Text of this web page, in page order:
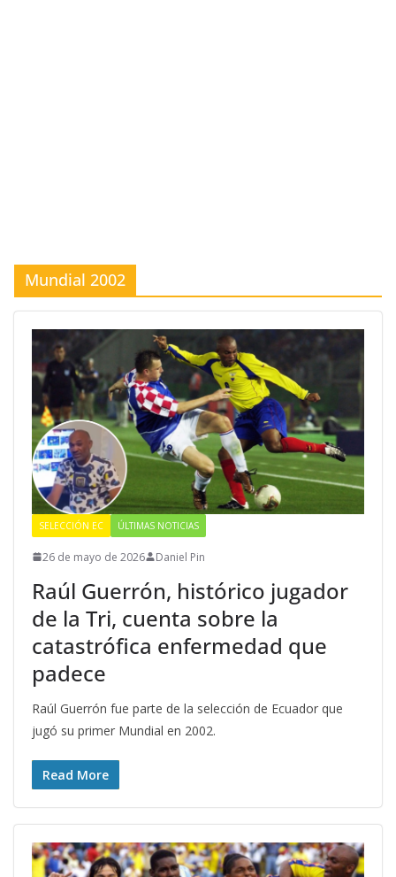
Mundial 2002
SELECCIÓN EC ÚLTIMAS NOTICIAS
26 de mayo de 2026 Daniel Pin
Raúl Guerrón, histórico jugador
de la Tri, cuenta sobre la
catastrófica enfermedad que
padece
Raúl Guerrón fue parte de la selección de Ecuador que
jugó su primer Mundial en 2002.
Read More